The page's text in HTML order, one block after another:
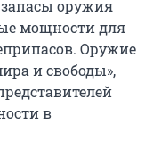
оружия
мощности для
Оружие
и свободы»,
в